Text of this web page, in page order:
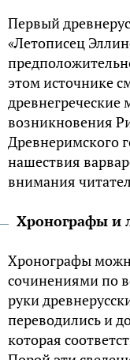
Первый
«Летописец
этом источнике
возникновения
Древнеримского
нашествия
внимания
Хронографы и
Хронографы
сочинениями по
руки
переводились и
которая